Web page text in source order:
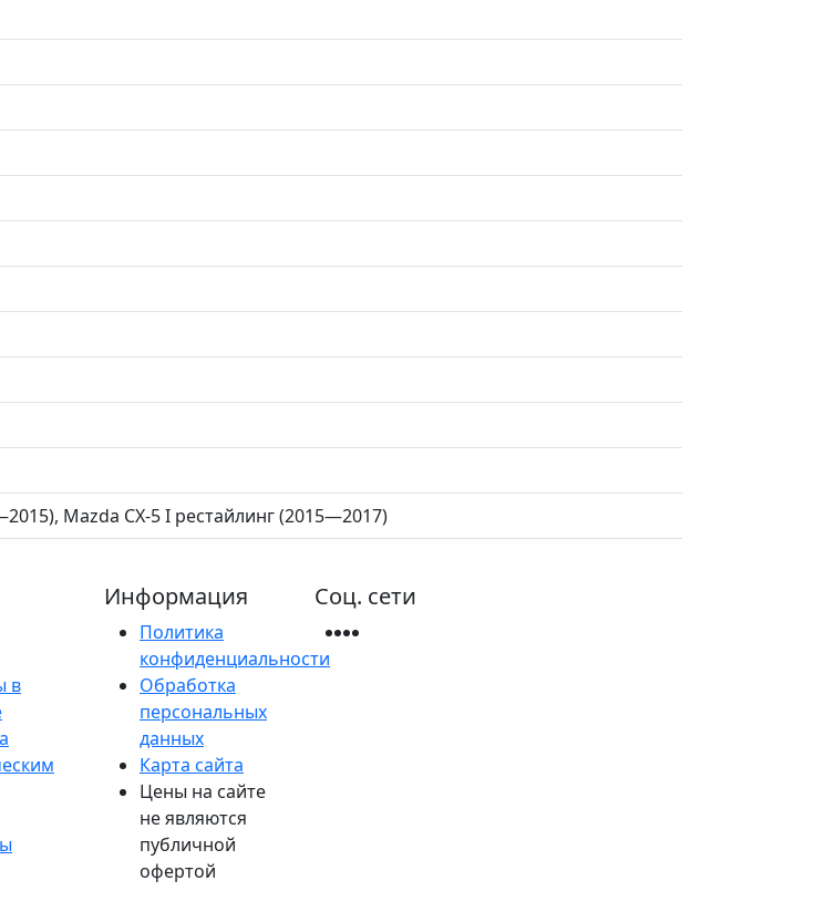
Mazda CX-5 I рестайлинг (2015—2017)
в
Информация
Политика
конфиденциальности
Обработка
персональных
данных
Карта сайта
Цены на сайте
не являются
публичной
офертой
Соц. сети